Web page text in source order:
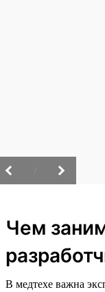
Чем
В медтехе важна